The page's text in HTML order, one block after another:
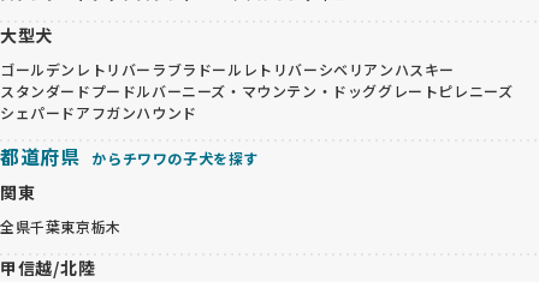
大型犬
ゴールデンレトリバー ラブラドールレトリバーシベリアンハスキー
スタンダードプードルバーニーズ・マウンテン・ドッググレートピレニーズ
シェパードアフガンハウンド
都道府県 からチワワの子犬を探す
関東
全県千葉東京栃木
甲信越/北陸